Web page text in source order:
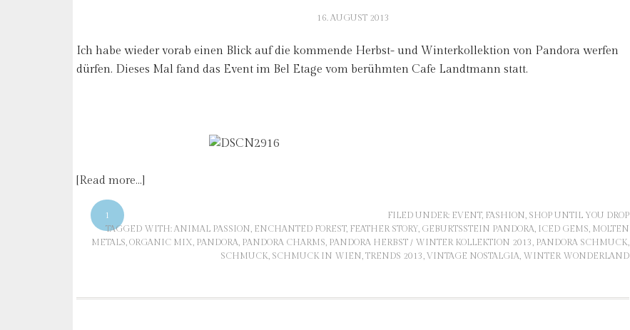
16. AUGUST 2013
Ich habe wieder vorab einen Blick auf die kommende Herbst- und Winterkollektion von Pandora werfen
dürfen. Dieses Mal fand das Event im Bel Etage vom berühmten Cafe Landtmann statt.
[Read more…]
1 FILED UNDER: EVENT, FASHION, SHOP UNTIL YOU DROP
TAGGED WITH: ANIMAL PASSION, ENCHANTED FOREST, FEATHER STORY, GEBURTSSTEIN PANDORA, ICED GEMS, MOLTEN
METALS, ORGANIC MIX, PANDORA, PANDORA CHARMS, PANDORA HERBST / WINTER KOLLEKTION 2013, PANDORA SCHMUCK,
SCHMUCK, SCHMUCK IN WIEN, TRENDS 2013, VINTAGE NOSTALGIA, WINTER WONDERLAND